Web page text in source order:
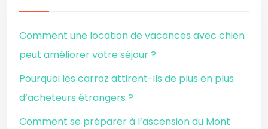
Comment une location de vacances avec chien
peut améliorer votre séjour ?
Pourquoi les carroz attirent-ils de plus en plus
d’acheteurs étrangers ?
Comment se préparer à l’ascension du Mont